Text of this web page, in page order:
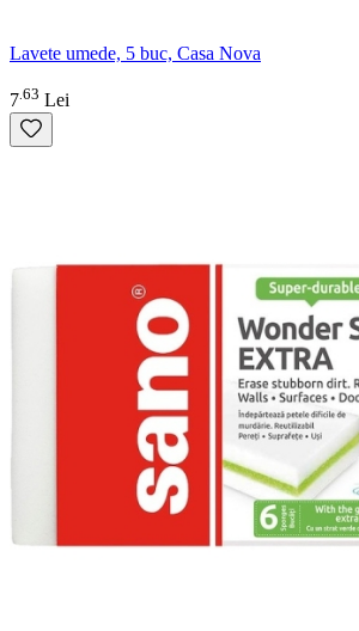
Lavete umede, 5 buc, Casa Nova
7 63 Lei